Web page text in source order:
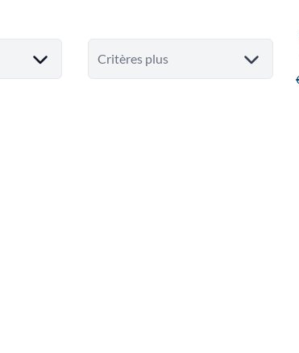
Critères plus